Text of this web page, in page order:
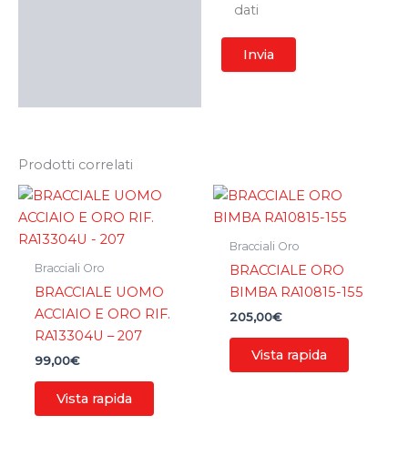
dati
Prodotti correlati
Bracciali Oro
BRACCIALE UOMO
ACCIAIO E ORO RIF.
RA13304U – 207
99,00€
Vista rapida
Bracciali Oro
BRACCIALE ORO
BIMBA RA10815-155
205,00€
Vista rapida